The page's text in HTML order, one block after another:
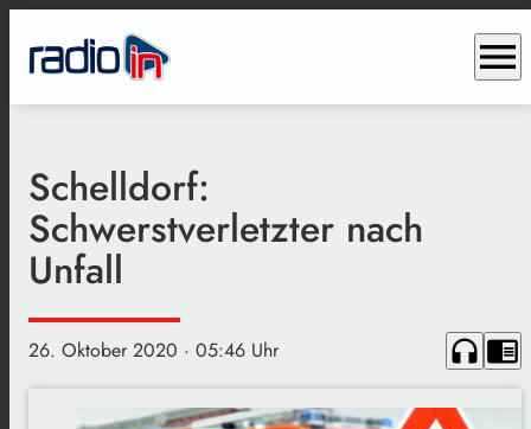
menu
Schelldorf:
Schwerstverletzter nach
Unfall
26. Oktober 2020 · 05:46 Uhr headphones chrome_reader_mode